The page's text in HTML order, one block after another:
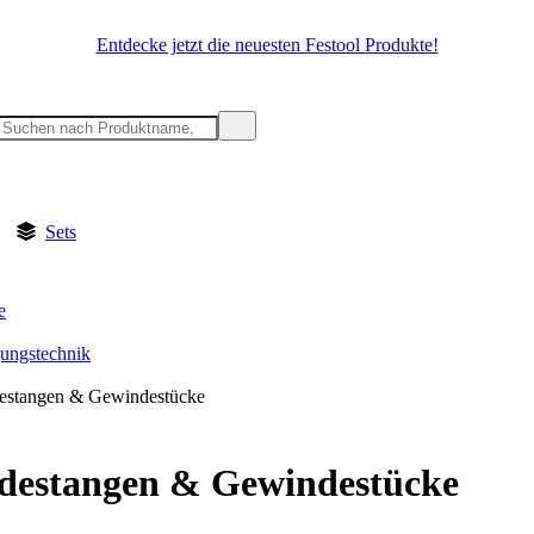
Entdecke jetzt die neuesten Festool Produkte!
Sets
& Gewindestücke
& Gewindestücke